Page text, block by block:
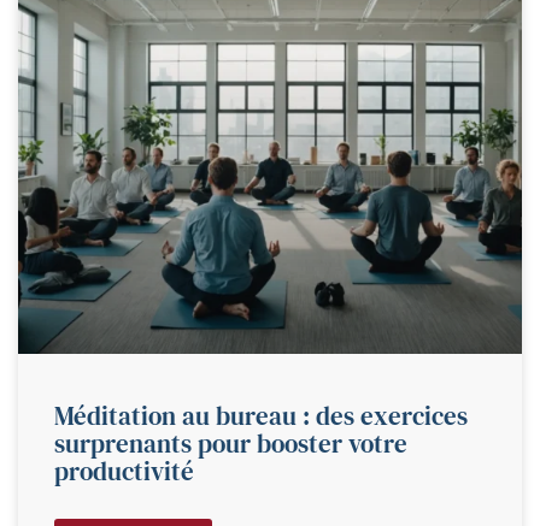
Méditation au bureau : des exercices
surprenants pour booster votre
productivité